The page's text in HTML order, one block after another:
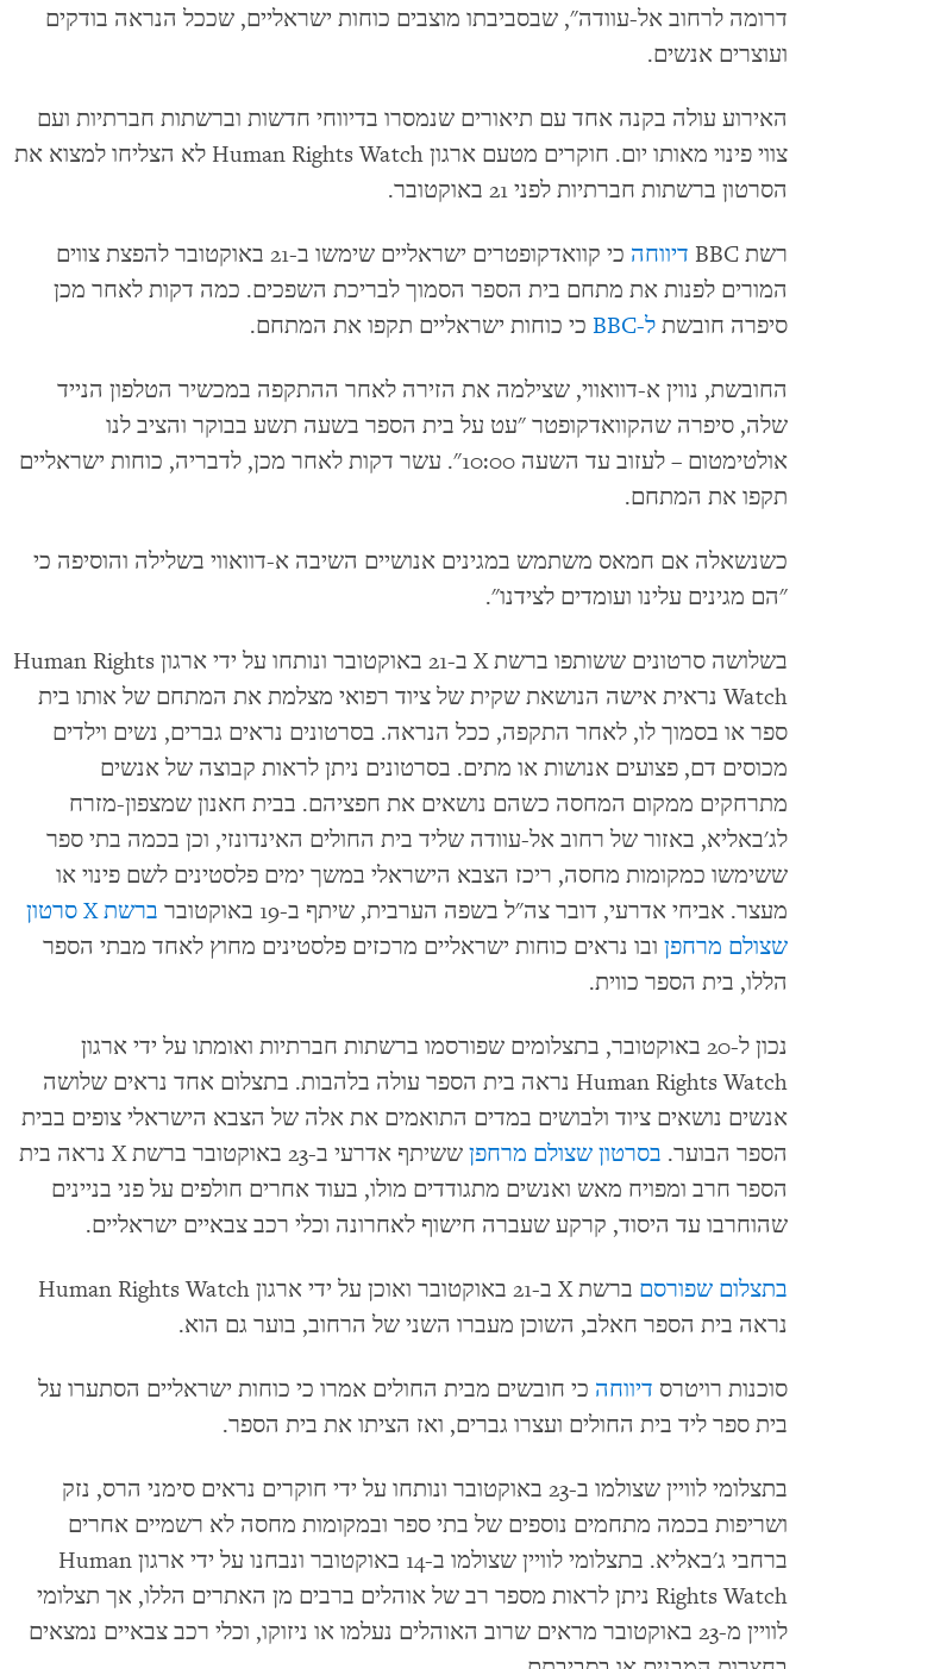
דרומה לרחוב אל-עוודה", שבסביבתו מוצבים כוחות ישראליים, שככל הנראה בודקים
ועוצרים אנשים.
האירוע עולה בקנה אחד עם תיאורים שנמסרו בדיווחי חדשות וברשתות חברתיות ועם
צווי פינוי מאותו יום. חוקרים מטעם ארגון Human Rights Watch לא הצליחו למצוא את
הסרטון ברשתות חברתיות לפני 21 באוקטובר.
רשת BBC דיווחה
כי קוואדקופטרים ישראליים שימשו ב-21 באוקטובר להפצת צווים
המורים לפנות את מתחם בית הספר הסמוך לבריכת השפכים. כמה דקות לאחר מכן
סיפרה חובשת ל-BBC כי כוחות ישראליים תקפו את המתחם.
החובשת, נווין א-דוואווי, שצילמה את הזירה לאחר ההתקפה במכשיר הטלפון הנייד
שלה, סיפרה שהקוואדקופטר "עט על בית הספר בשעה תשע בבוקר והציב לנו
אולטימטום – לעזוב עד השעה 10:00". עשר דקות לאחר מכן, לדבריה, כוחות ישראליים
תקפו את המתחם.
כשנשאלה אם חמאס משתמש במגינים אנושיים השיבה א-דוואווי בשלילה והוסיפה כי
"הם מגינים עלינו ועומדים לצידנו".
בשלושה סרטונים ששותפו ברשת X ב-21 באוקטובר ונותחו על ידי ארגון Human Rights
Watch נראית אישה הנושאת שקית של ציוד רפואי מצלמת את המתחם של אותו בית
ספר או בסמוך לו, לאחר התקפה, ככל הנראה. בסרטונים נראים גברים, נשים וילדים
מכוסים דם, פצועים אנושות או מתים. בסרטונים ניתן לראות קבוצה של אנשים
מתרחקים ממקום המחסה כשהם נושאים את חפציהם. בבית חאנון שמצפון-מזרח
לג'באליא, באזור של רחוב אל-עוודה שליד בית החולים האינדונזי, וכן בכמה בתי ספר
ששימשו כמקומות מחסה, ריכז הצבא הישראלי במשך ימים פלסטינים לשם פינוי או
מעצר. אביחי אדרעי, דובר צה"ל בשפה הערבית, שיתף ב-19 באוקטובר
ברשת X סרטון
שצולם מרחפן ובו נראים כוחות ישראליים מרכזים פלסטינים מחוץ לאחד מבתי הספר
הללו, בית הספר כווית.
נכון ל-20 באוקטובר, בתצלומים שפורסמו ברשתות חברתיות ואומתו על ידי ארגון
Human Rights Watch נראה בית הספר עולה בלהבות. בתצלום אחד נראים שלושה
אנשים נושאים ציוד ולבושים במדים התואמים את אלה של הצבא הישראלי צופים בבית
הספר הבוער. בסרטון שצולם מרחפן
ששיתף אדרעי ב-23 באוקטובר ברשת X נראה בית
הספר חרב ומפויח מאש ואנשים מתגודדים מולו, בעוד אחרים חולפים על פני בניינים
שהוחרבו עד היסוד, קרקע שעברה חישוף לאחרונה וכלי רכב צבאיים ישראליים.
בתצלום שפורסם
ברשת X ב-21 באוקטובר ואוכן על ידי ארגון Human Rights Watch
נראה בית הספר חאלב, השוכן מעברו השני של הרחוב, בוער גם הוא.
סוכנות רויטרס דיווחה כי חובשים מבית החולים אמרו כי כוחות ישראליים הסתערו על
בית ספר ליד בית החולים ועצרו גברים, ואז הציתו את בית הספר.
בתצלומי לוויין שצולמו ב-23 באוקטובר ונותחו על ידי חוקרים נראים סימני הרס, נזק
ושריפות בכמה מתחמים נוספים של בתי ספר ובמקומות מחסה לא רשמיים אחרים
ברחבי ג'באליא. בתצלומי לוויין שצולמו ב-14 באוקטובר ונבחנו על ידי ארגון Human
Rights Watch ניתן לראות מספר רב של אוהלים ברבים מן האתרים הללו, אך תצלומי
לוויין מ-23 באוקטובר מראים שרוב האוהלים נעלמו או ניזוקו, וכלי רכב צבאיים נמצאים